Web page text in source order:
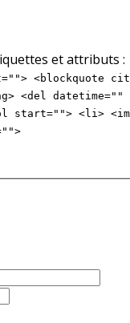
et attributs :
<blockquote
<del
start=""> <li>